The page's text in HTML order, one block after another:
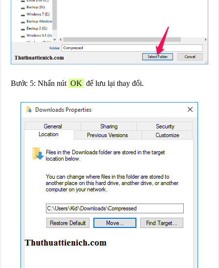
Bước 5: Nhấn nút OK để lưu lại thay đổi.